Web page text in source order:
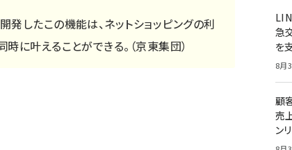
したこの機能は、ネットショッピングの利
に叶えることができる。（京東集団）
急
を
8月
顧
売
ン